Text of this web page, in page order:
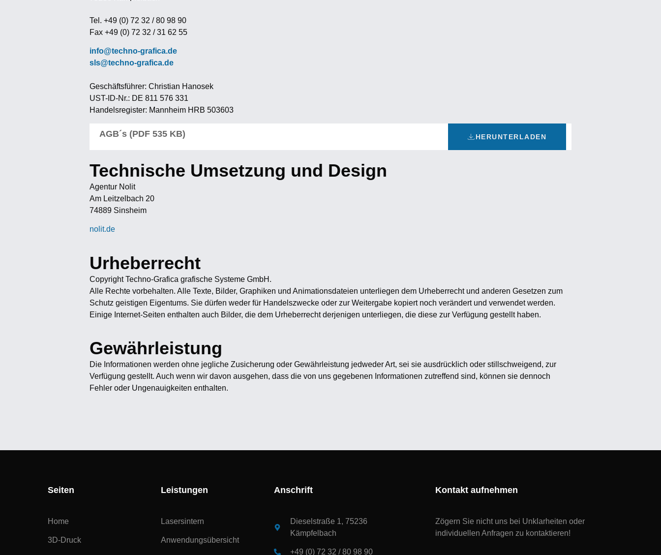
Tel. +49 (0) 72 32 / 80 98 90
Fax +49 (0) 72 32 / 31 62 55
info@techno-grafica.de
sls@techno-grafica.de
Geschäftsführer: Christian Hanosek
UST-ID-Nr.: DE 811 576 331
Handelsregister: Mannheim HRB 503603
AGB´s (PDF 535 KB) HERUNTERLADEN
Technische Umsetzung und Design
Agentur Nolit
Am Leitzelbach 20
74889 Sinsheim
nolit.de
Urheberrecht
Copyright Techno-Grafica grafische Systeme GmbH.
Alle Rechte vorbehalten. Alle Texte, Bilder, Graphiken und Animationsdateien unterliegen dem Urheberrecht und anderen Gesetzen zum
Schutz geistigen Eigentums. Sie dürfen weder für Handelszwecke oder zur Weitergabe kopiert noch verändert und verwendet werden.
Einige Internet-Seiten enthalten auch Bilder, die dem Urheberrecht derjenigen unterliegen, die diese zur Verfügung gestellt haben.
Gewährleistung
Die Informationen werden ohne jegliche Zusicherung oder Gewährleistung jedweder Art, sei sie ausdrücklich oder stillschweigend, zur
Verfügung gestellt. Auch wenn wir davon ausgehen, dass die von uns gegebenen Informationen zutreffend sind, können sie dennoch
Fehler oder Ungenauigkeiten enthalten.
Seiten
Home
3D-Druck
Leistungen
Lasersintern
Anwendungsübersicht
Anschrift
Dieselstraße 1, 75236
Kämpfelbach
+49 (0) 72 32 / 80 98 90
Kontakt aufnehmen
Zögern Sie nicht uns bei Unklarheiten oder
individuellen Anfragen zu kontaktieren!